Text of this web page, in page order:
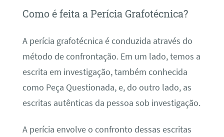
Como é feita a Perícia Grafotécnica?
A perícia grafotécnica é conduzida através do
método de confrontação. Em um lado, temos a
escrita em investigação, também conhecida
como Peça Questionada, e, do outro lado, as
escritas autênticas da pessoa sob investigação.
A perícia envolve o confronto dessas escritas